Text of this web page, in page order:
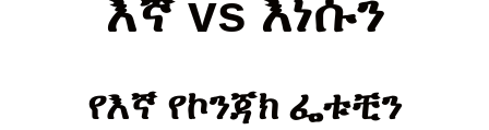
እኛ vs እነሱን
የእኛ የኮንጃክ ፌቱቺን